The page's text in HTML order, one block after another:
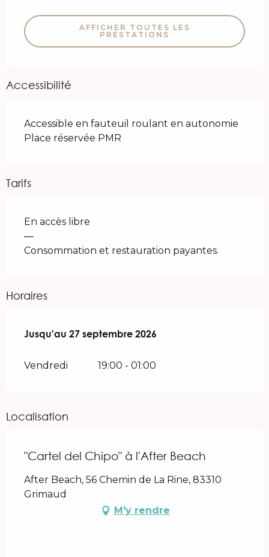
AFFICHER TOUTES LES
PRESTATIONS
Accessibilité
Accessible en fauteuil roulant en autonomie
Place réservée PMR
Tarifs
En accès libre
—
Consommation et restauration payantes.
Horaires
Du29 avril 2026au27 septembre 2026
Jusqu'au 27 septembre 2026
Vendredi 19:00 - 01:00
Localisation
"Cartel del Chipo" à l'After Beach
After Beach, 56 Chemin de La Rine, 83310
Grimaud
M'y rendre